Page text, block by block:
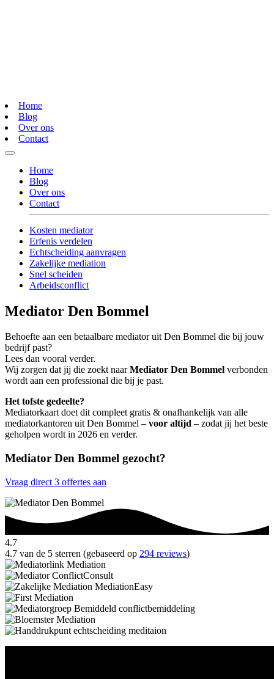
Home
Blog
Over ons
Contact
Home
Blog
Over ons
Contact
Kosten mediator
Erfenis verdelen
Echtscheiding aanvragen
Zakelijke mediation
Snel scheiden
Arbeidsconflict
Mediator Den Bommel
Behoefte aan een betaalbare mediator uit Den Bommel die bij jouw
bedrijf past?
Lees dan vooral verder.
Wij zorgen dat jij die zoekt naarMediator Den Bommel verbonden
wordt aan een professional die bij je past.
Het tofste gedeelte?
Mediatorkaart doet dit compleet gratis & onafhankelijk van alle
mediatorkantoren uit Den Bommel – voor altijd – zodat jij het beste
geholpen wordt in 2026 en verder.
Mediator Den Bommel gezocht?
Vraag direct 3 offertes aan
4.7
4.7 van de 5 sterren (gebaseerd op 294 reviews)